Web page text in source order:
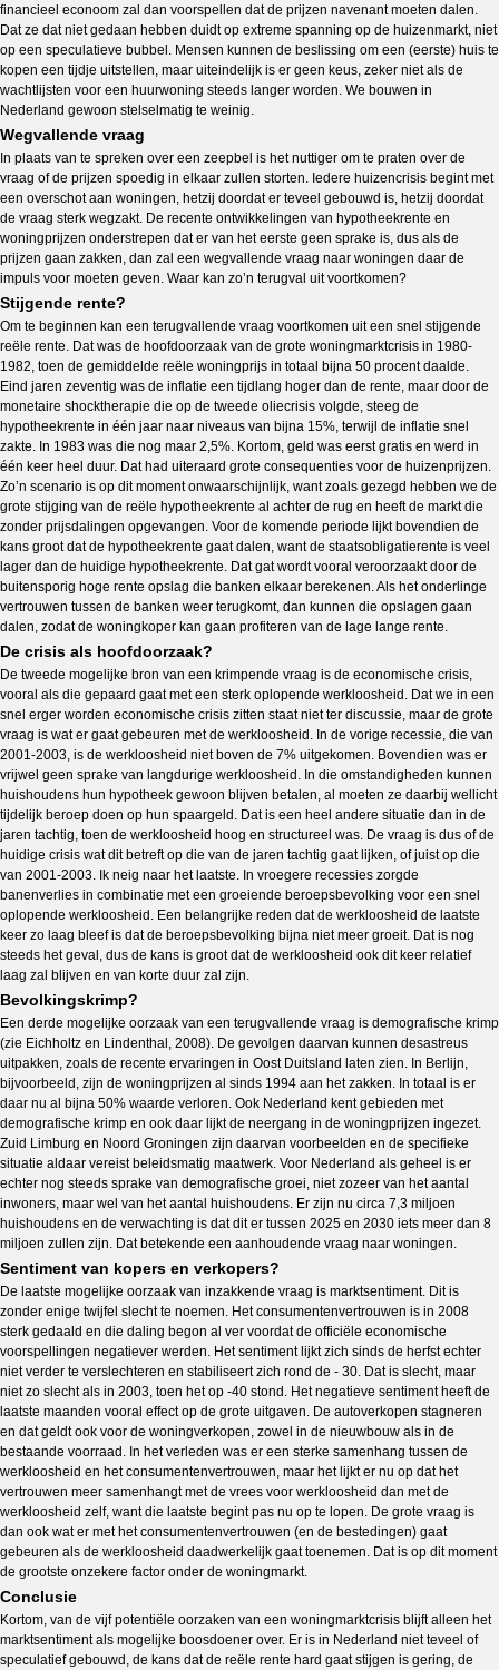
financieel econoom zal dan voorspellen dat de prijzen navenant moeten dalen.
Dat ze dat niet gedaan hebben duidt op extreme spanning op de huizenmarkt, niet
op een speculatieve bubbel. Mensen kunnen de beslissing om een (eerste) huis te
kopen een tijdje uitstellen, maar uiteindelijk is er geen keus, zeker niet als de
wachtlijsten voor een huurwoning steeds langer worden. We bouwen in
Nederland gewoon stelselmatig te weinig.
Wegvallende vraag
In plaats van te spreken over een zeepbel is het nuttiger om te praten over de
vraag of de prijzen spoedig in elkaar zullen storten. Iedere huizencrisis begint met
een overschot aan woningen, hetzij doordat er teveel gebouwd is, hetzij doordat
de vraag sterk wegzakt. De recente ontwikkelingen van hypotheekrente en
woningprijzen onderstrepen dat er van het eerste geen sprake is, dus als de
prijzen gaan zakken, dan zal een wegvallende vraag naar woningen daar de
impuls voor moeten geven. Waar kan zo’n terugval uit voortkomen?
Stijgende rente?
Om te beginnen kan een terugvallende vraag voortkomen uit een snel stijgende
reële rente. Dat was de hoofdoorzaak van de grote woningmarktcrisis in 1980-
1982, toen de gemiddelde reële woningprijs in totaal bijna 50 procent daalde.
Eind jaren zeventig was de inflatie een tijdlang hoger dan de rente, maar door de
monetaire shocktherapie die op de tweede oliecrisis volgde, steeg de
hypotheekrente in één jaar naar niveaus van bijna 15%, terwijl de inflatie snel
zakte. In 1983 was die nog maar 2,5%. Kortom, geld was eerst gratis en werd in
één keer heel duur. Dat had uiteraard grote consequenties voor de huizenprijzen.
Zo’n scenario is op dit moment onwaarschijnlijk, want zoals gezegd hebben we de
grote stijging van de reële hypotheekrente al achter de rug en heeft de markt die
zonder prijsdalingen opgevangen. Voor de komende periode lijkt bovendien de
kans groot dat de hypotheekrente gaat dalen, want de staatsobligatierente is veel
lager dan de huidige hypotheekrente. Dat gat wordt vooral veroorzaakt door de
buitensporig hoge rente opslag die banken elkaar berekenen. Als het onderlinge
vertrouwen tussen de banken weer terugkomt, dan kunnen die opslagen gaan
dalen, zodat de woningkoper kan gaan profiteren van de lage lange rente.
De crisis als hoofdoorzaak?
De tweede mogelijke bron van een krimpende vraag is de economische crisis,
vooral als die gepaard gaat met een sterk oplopende werkloosheid. Dat we in een
snel erger worden economische crisis zitten staat niet ter discussie, maar de grote
vraag is wat er gaat gebeuren met de werkloosheid. In de vorige recessie, die van
2001-2003, is de werkloosheid niet boven de 7% uitgekomen. Bovendien was er
vrijwel geen sprake van langdurige werkloosheid. In die omstandigheden kunnen
huishoudens hun hypotheek gewoon blijven betalen, al moeten ze daarbij wellicht
tijdelijk beroep doen op hun spaargeld. Dat is een heel andere situatie dan in de
jaren tachtig, toen de werkloosheid hoog en structureel was. De vraag is dus of de
huidige crisis wat dit betreft op die van de jaren tachtig gaat lijken, of juist op die
van 2001-2003. Ik neig naar het laatste. In vroegere recessies zorgde
banenverlies in combinatie met een groeiende beroepsbevolking voor een snel
oplopende werkloosheid. Een belangrijke reden dat de werkloosheid de laatste
keer zo laag bleef is dat de beroepsbevolking bijna niet meer groeit. Dat is nog
steeds het geval, dus de kans is groot dat de werkloosheid ook dit keer relatief
laag zal blijven en van korte duur zal zijn.
Bevolkingskrimp?
Een derde mogelijke oorzaak van een terugvallende vraag is demografische krimp
(zie Eichholtz en Lindenthal, 2008). De gevolgen daarvan kunnen desastreus
uitpakken, zoals de recente ervaringen in Oost Duitsland laten zien. In Berlijn,
bijvoorbeeld, zijn de woningprijzen al sinds 1994 aan het zakken. In totaal is er
daar nu al bijna 50% waarde verloren. Ook Nederland kent gebieden met
demografische krimp en ook daar lijkt de neergang in de woningprijzen ingezet.
Zuid Limburg en Noord Groningen zijn daarvan voorbeelden en de specifieke
situatie aldaar vereist beleidsmatig maatwerk. Voor Nederland als geheel is er
echter nog steeds sprake van demografische groei, niet zozeer van het aantal
inwoners, maar wel van het aantal huishoudens. Er zijn nu circa 7,3 miljoen
huishoudens en de verwachting is dat dit er tussen 2025 en 2030 iets meer dan 8
miljoen zullen zijn. Dat betekende een aanhoudende vraag naar woningen.
Sentiment van kopers en verkopers?
De laatste mogelijke oorzaak van inzakkende vraag is marktsentiment. Dit is
zonder enige twijfel slecht te noemen. Het consumentenvertrouwen is in 2008
sterk gedaald en die daling begon al ver voordat de officiële economische
voorspellingen negatiever werden. Het sentiment lijkt zich sinds de herfst echter
niet verder te verslechteren en stabiliseert zich rond de - 30. Dat is slecht, maar
niet zo slecht als in 2003, toen het op -40 stond. Het negatieve sentiment heeft de
laatste maanden vooral effect op de grote uitgaven. De autoverkopen stagneren
en dat geldt ook voor de woningverkopen, zowel in de nieuwbouw als in de
bestaande voorraad. In het verleden was er een sterke samenhang tussen de
werkloosheid en het consumentenvertrouwen, maar het lijkt er nu op dat het
vertrouwen meer samenhangt met de vrees voor werkloosheid dan met de
werkloosheid zelf, want die laatste begint pas nu op te lopen. De grote vraag is
dan ook wat er met het consumentenvertrouwen (en de bestedingen) gaat
gebeuren als de werkloosheid daadwerkelijk gaat toenemen. Dat is op dit moment
de grootste onzekere factor onder de woningmarkt.
Conclusie
Kortom, van de vijf potentiële oorzaken van een woningmarktcrisis blijft alleen het
marktsentiment als mogelijke boosdoener over. Er is in Nederland niet teveel of
speculatief gebouwd, de kans dat de reële rente hard gaat stijgen is gering, de